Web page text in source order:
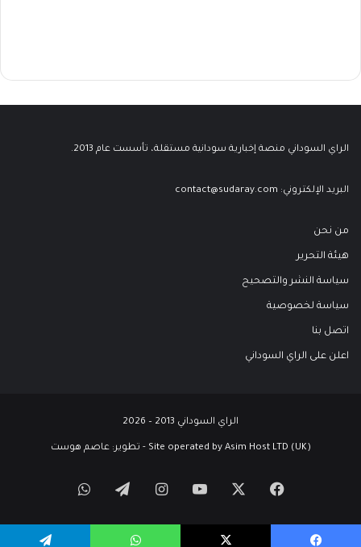
الراي السوداني منصة إخبارية سودانية مستقلة، تأسست عام 2013.
البريد الإلكتروني: contact@sudaray.com
من نحن
هيئة التحرير
سياسة النشر والتصحيح
سياسة لخصوصية
اتصل بنا
اعلن على الراي السوداني
الراي السوداني 2013 – 2026
Site operated by Asim Host LTD (UK) - تطوير: عاصم هوست
فيسبوك ‫YouTubeانستقرامتيلقرامواتساب